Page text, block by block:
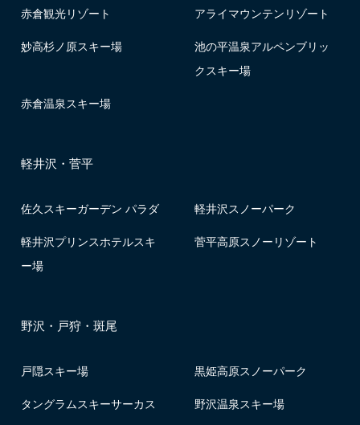
赤倉観光リゾート アライマウンテンリゾート
妙高杉ノ原スキー場
池の平温泉アルペンブリッ
クスキー場
赤倉温泉スキー場
軽井沢・菅平
佐久スキーガーデン パラダ 軽井沢スノーパーク
軽井沢プリンスホテルスキ
ー場
菅平高原スノーリゾート
野沢・戸狩・斑尾
戸隠スキー場 黒姫高原スノーパーク
タングラムスキーサーカス 野沢温泉スキー場